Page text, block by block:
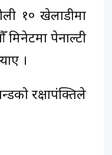
१० खेलाडीमा
पेनाल्टी
।
रक्षापंक्तिले